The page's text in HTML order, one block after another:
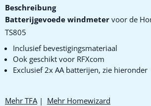
Beschreibung
Batterijgevoede windmeter voor de
TS805
Inclusief bevestigingsmateriaal
Ook geschikt voor RFXcom
Exclusief 2x AA batterijen, zie hieronder
Mehr TFA | Mehr Homewizard